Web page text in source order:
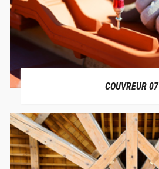
COUVREUR 07